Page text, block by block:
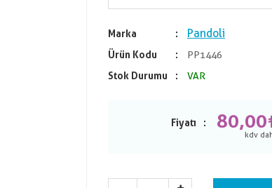
Marka Pandoli
Ürün Kodu
PP1446
Stok Durumu
VAR
Fiyatı 80,00